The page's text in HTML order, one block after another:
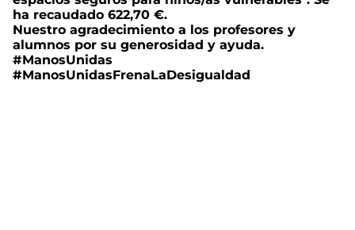
ha recaudado 622,70 €.
Nuestro agradecimiento a los profesores y
alumnos por su generosidad y ayuda.
#ManosUnidas
#ManosUnidasFrenaLaDesigualdad